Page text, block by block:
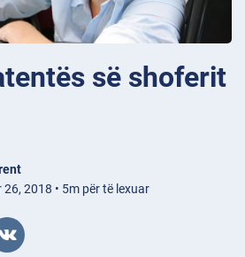
së shoferit
2018 • 5m për të lexuar